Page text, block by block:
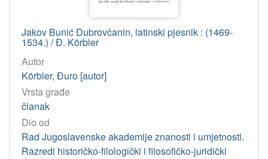
Jakov Bunić Dubrovčanin, latinski pjesnik : (1469-
1534.) / Đ. Körbler
Autor
Körbler, Đuro [autor]
Vrsta građe
članak
Dio od
Rad Jugoslavenske akademije znanosti i umjetnosti.
Razredi historičko-filologički i filosofičko-juridički